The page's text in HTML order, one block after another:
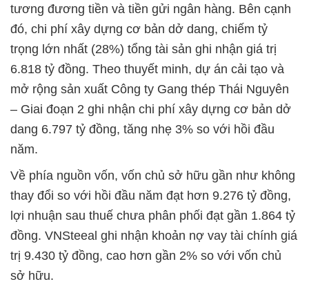
tương đương tiền và tiền gửi ngân hàng. Bên cạnh
đó, chi phí xây dựng cơ bản dở dang, chiếm tỷ
trọng lớn nhất (28%) tổng tài sản ghi nhận giá trị
6.818 tỷ đồng. Theo thuyết minh, dự án cải tạo và
mở rộng sản xuất Công ty Gang thép Thái Nguyên
– Giai đoạn 2 ghi nhận chi phí xây dựng cơ bản dở
dang 6.797 tỷ đồng, tăng nhẹ 3% so với hồi đầu
năm.
Về phía nguồn vốn, vốn chủ sở hữu gần như không
thay đổi so với hồi đầu năm đạt hơn 9.276 tỷ đồng,
lợi nhuận sau thuế chưa phân phối đạt gần 1.864 tỷ
đồng. VNSteeal ghi nhận khoản nợ vay tài chính giá
trị 9.430 tỷ đồng, cao hơn gần 2% so với vốn chủ
sở hữu.